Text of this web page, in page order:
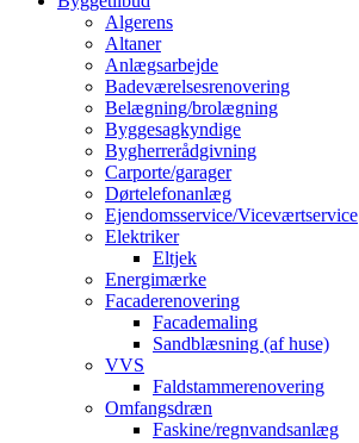
Algerens
Altaner
Anlægsarbejde
Badeværelsesrenovering
Belægning/brolægning
Byggesagkyndige
Bygherrerådgivning
Carporte/garager
Dørtelefonanlæg
Ejendomsservice/Viceværtservice
Elektriker
Eltjek
Energimærke
Facaderenovering
Facademaling
Sandblæsning (af huse)
VVS
Faldstammerenovering
Omfangsdræn
Faskine/regnvandsanlæg